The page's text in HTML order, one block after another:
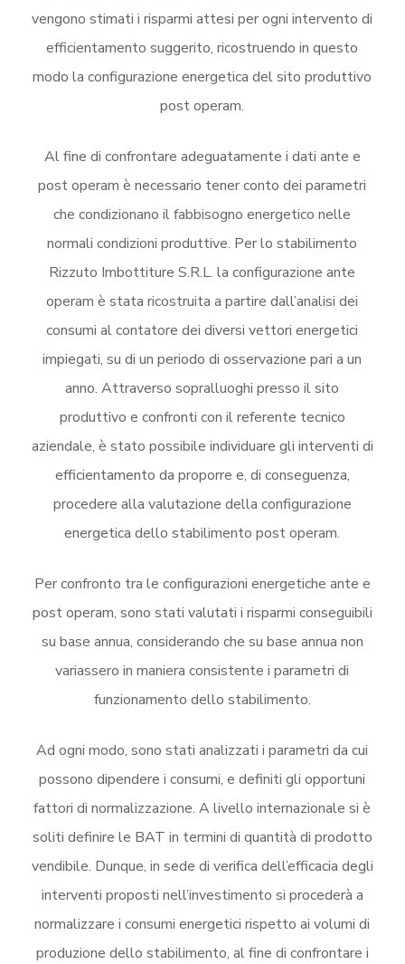
vengono stimati i risparmi attesi per ogni intervento di
efficientamento suggerito, ricostruendo in questo
modo la configurazione energetica del sito produttivo
post operam.
Al fine di confrontare adeguatamente i dati ante e
post operam è necessario tener conto dei parametri
che condizionano il fabbisogno energetico nelle
normali condizioni produttive. Per lo stabilimento
Rizzuto Imbottiture S.R.L. la configurazione ante
operam è stata ricostruita a partire dall’analisi dei
consumi al contatore dei diversi vettori energetici
impiegati, su di un periodo di osservazione pari a un
anno. Attraverso sopralluoghi presso il sito
produttivo e confronti con il referente tecnico
aziendale, è stato possibile individuare gli interventi di
efficientamento da proporre e, di conseguenza,
procedere alla valutazione della configurazione
energetica dello stabilimento post operam.
Per confronto tra le configurazioni energetiche ante e
post operam, sono stati valutati i risparmi conseguibili
su base annua, considerando che su base annua non
variassero in maniera consistente i parametri di
funzionamento dello stabilimento.
Ad ogni modo, sono stati analizzati i parametri da cui
possono dipendere i consumi, e definiti gli opportuni
fattori di normalizzazione. A livello internazionale si è
soliti definire le BAT in termini di quantità di prodotto
vendibile. Dunque, in sede di verifica dell’efficacia degli
interventi proposti nell’investimento si procederà a
normalizzare i consumi energetici rispetto ai volumi di
produzione dello stabilimento, al fine di confrontare i